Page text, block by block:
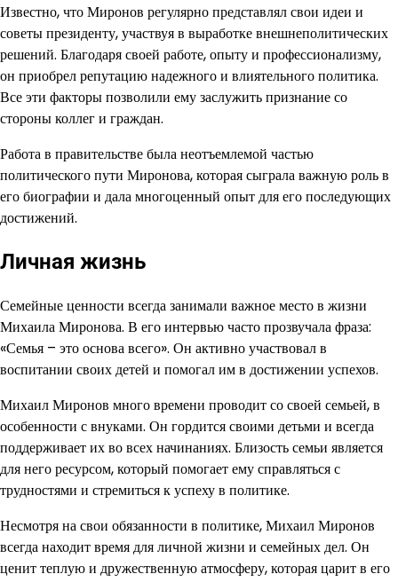
Известно, что Миронов регулярно представлял свои идеи и
советы президенту, участвуя в выработке внешнеполитических
решений. Благодаря своей работе, опыту и профессионализму,
он приобрел репутацию надежного и влиятельного политика.
Все эти факторы позволили ему заслужить признание со
стороны коллег и граждан.
Работа в правительстве была неотъемлемой частью
политического пути Миронова, которая сыграла важную роль в
его биографии и дала многоценный опыт для его последующих
достижений.
Личная жизнь
Семейные ценности всегда занимали важное место в жизни
Михаила Миронова. В его интервью часто прозвучала фраза:
«Семья – это основа всего». Он активно участвовал в
воспитании своих детей и помогал им в достижении успехов.
Михаил Миронов много времени проводит со своей семьей, в
особенности с внуками. Он гордится своими детьми и всегда
поддерживает их во всех начинаниях. Близость семьи является
для него ресурсом, который помогает ему справляться с
трудностями и стремиться к успеху в политике.
Несмотря на свои обязанности в политике, Михаил Миронов
всегда находит время для личной жизни и семейных дел. Он
ценит теплую и дружественную атмосферу, которая царит в его